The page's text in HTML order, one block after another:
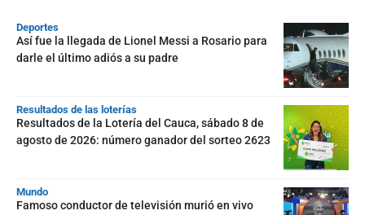
Deportes
Así fue la llegada de Lionel Messi a Rosario para
darle el último adiós a su padre
Resultados de las loterías
Resultados de la Lotería del Cauca, sábado 8 de
agosto de 2026: número ganador del sorteo 2623
Mundo
Famoso conductor de televisión murió en vivo